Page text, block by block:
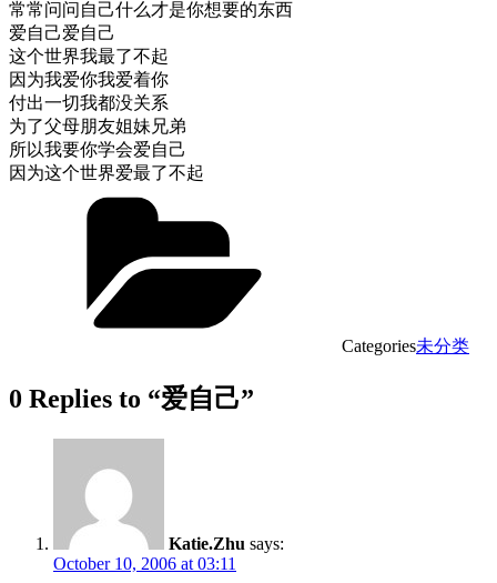
常常问问自己什么才是你想要的东西
爱自己爱自己
这个世界我最了不起
因为我爱你我爱着你
付出一切我都没关系
为了父母朋友姐妹兄弟
所以我要你学会爱自己
因为这个世界爱最了不起
Categories未分类
0 Replies to “爱自己”
Katie.Zhu says:
October 10, 2006 at 03:11